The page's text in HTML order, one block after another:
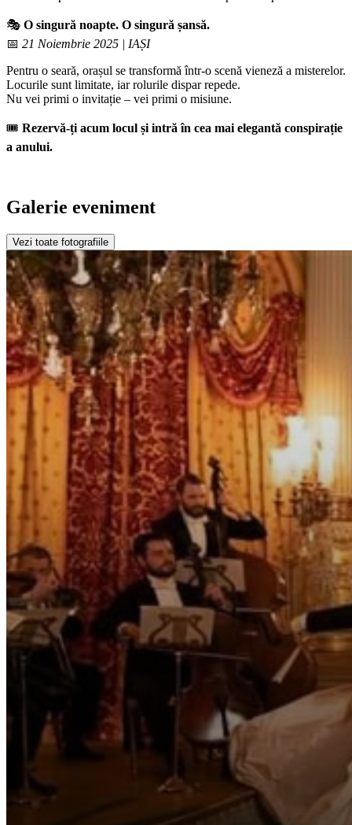
🎭 O singură noapte. O singură șansă.
📅 21 Noiembrie 2025 | IAȘI
Pentru o seară, orașul se transformă într-o scenă vieneză a misterelor.
Locurile sunt limitate, iar rolurile dispar repede.
Nu vei primi o invitație – vei primi o misiune.
🎟️ Rezervă-ți acum locul și intră în cea mai elegantă conspirație
a anului.
Galerie eveniment
Vezi toate fotografiile